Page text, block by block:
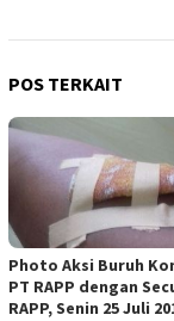
POS TERKAIT
Photo Aksi Buruh
PT RAPP dengan
RAPP, Senin 25 Juli